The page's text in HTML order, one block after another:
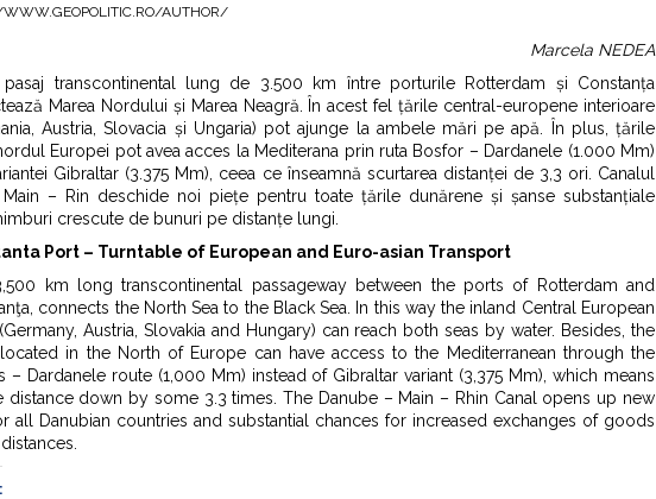
AUTHOR/
Marcela NEDEA
pasaj transcontinental lung de 3.500 km între porturile Rotterdam și Constanța
Marea Nordului și Marea Neagră. În acest fel țările central-europene interioare
Austria, Slovacia și Ungaria) pot ajunge la ambele mări pe apă. În plus, țările
Europei pot avea acces la Mediterana prin ruta Bosfor – Dardanele (1.000 Mm)
Gibraltar (3.375 Mm), ceea ce înseamnă scurtarea distanței de 3,3 ori. Canalul
Main – Rin deschide noi piețe pentru toate țările dunărene și șanse substanțiale
crescute de bunuri pe distanțe lungi.
Port – Turntable of European and Euro-asian Transport
km long transcontinental passageway between the ports of Rotterdam and
connects the North Sea to the Black Sea. In this way the inland Central European
Austria, Slovakia and Hungary) can reach both seas by water. Besides, the
in the North of Europe can have access to the Mediterranean through the
– Dardanele route (1,000 Mm) instead of Gibraltar variant (3,375 Mm), which means
distance down by some 3.3 times. The Danube – Main – Rhin Canal opens up new
all Danubian countries and substantial chances for increased exchanges of goods